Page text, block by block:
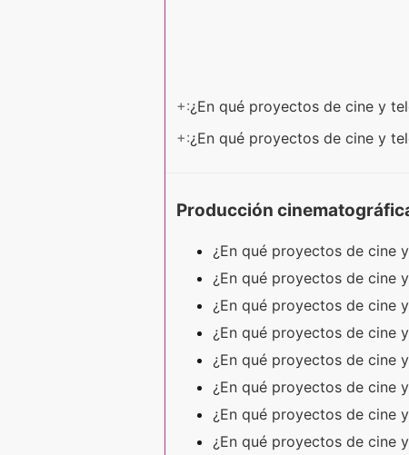
+:¿En qué proyectos de cine y
+:¿En qué proyectos de cine y
Producción
¿En qué proyectos de cine
¿En qué proyectos de cine
¿En qué proyectos de cine
¿En qué proyectos de cine
¿En qué proyectos de cine
¿En qué proyectos de cine
¿En qué proyectos de cine
¿En qué proyectos de cine